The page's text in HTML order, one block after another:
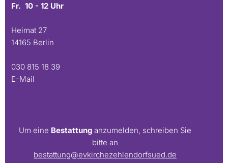
Fr. 10 - 12 Uhr
Heimat 27
14165 Berlin
030 815 18 39
E-Mail
Um eine Bestattung anzumelden, schreiben Sie
bitte an
bestattung@evkirchezehlendorfsued.de